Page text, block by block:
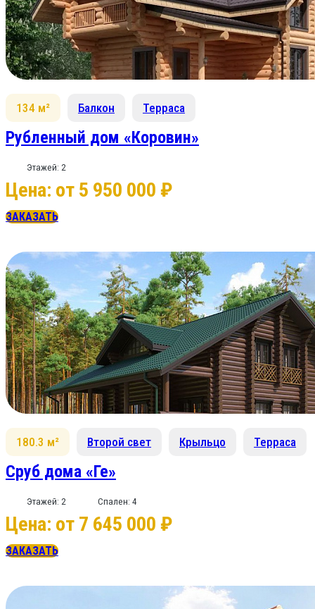
134 м² Балкон Терраса
Рубленный дом «Коровин»
Этажей: 2
Цена: от 5 950 000 ₽
ЗАКАЗАТЬ
180.3 м² Второй свет Крыльцо Терраса
Сруб дома «Ге»
Этажей: 2 Спален: 4
Цена: от 7 645 000 ₽
ЗАКАЗАТЬ